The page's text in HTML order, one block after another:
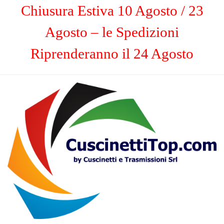
Chiusura Estiva 10 Agosto / 23
Agosto – le Spedizioni
Riprenderanno il 24 Agosto